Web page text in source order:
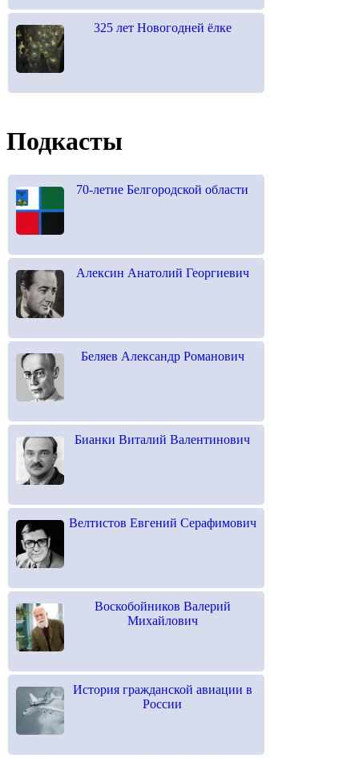
325 лет Новогодней ёлке
Подкасты
70-летие Белгородской области
Алексин Анатолий Георгиевич
Беляев Александр Романович
Бианки Виталий Валентинович
Велтистов Евгений Серафимович
Воскобойников Валерий
Михайлович
История гражданской авиации в
России